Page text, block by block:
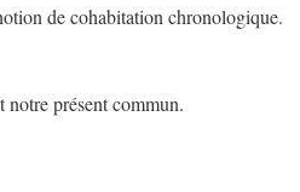
de cohabitation chronologique.
notre présent commun.